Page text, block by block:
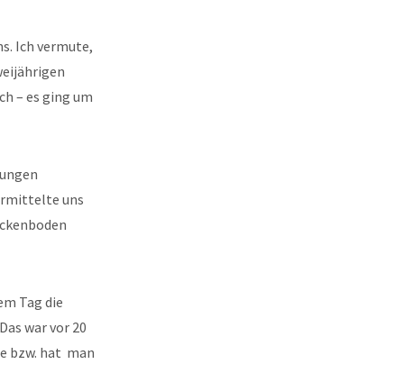
Ich vermute,
– es ging um
uns
Tag die
war vor 20
bzw. hat man